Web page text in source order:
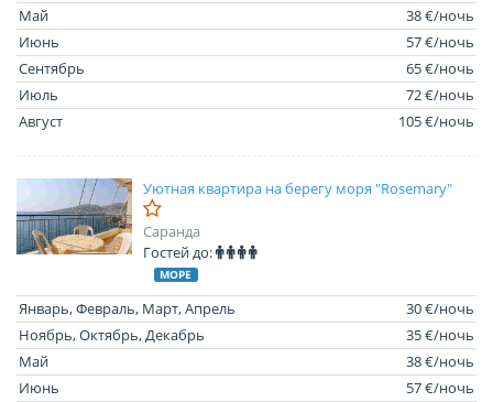
Май
38 €/ночь
Июнь
57 €/ночь
Сентябрь
65 €/ночь
Июль
72 €/ночь
Август
105 €/ночь
Уютная квартира на берегу моря "Rosemary"
Саранда
Гостей до:
МОРЕ
Январь, Февраль, Март, Апрель
30 €/ночь
Ноябрь, Октябрь, Декабрь
35 €/ночь
Май
38 €/ночь
Июнь
57 €/ночь